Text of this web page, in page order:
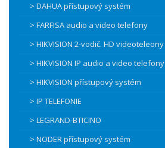
> DAHUA přístupový systém
> FARFISA audio a video telefony
> HIKVISION 2-vodič. HD videoteleony
> HIKVISION IP audio a video telefony
> HIKVISION přístupový systém
> IP TELEFONIE
> LEGRAND-BTICINO
> NODER přístupový systém